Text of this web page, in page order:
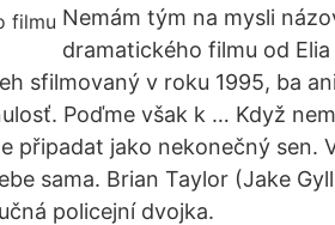
Nemám tým na mysli
dramatického filmu od
sfilmovaný v roku 1995, ba
Poďme však k … Když
připadat jako nekonečný sen.
sama. Brian Taylor (Jake
policejní dvojka.